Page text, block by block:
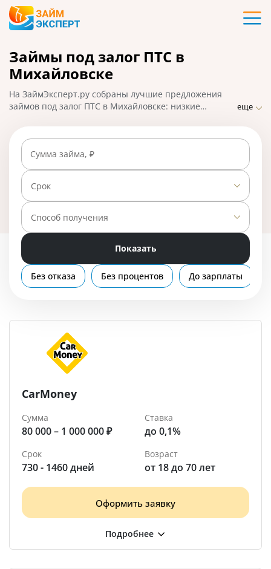
Карты
Кредиты
Ипотека
Вклады
Бизнес
Банки
Помощь
Займы под залог ПТС в
Михайловске
На ЗаймЭксперт.ру собраны лучшие предложения
займов под залог ПТС в Михайловске: низкие
микрозайм на большую сумму, подайте заявку
онлайн и получите ответ от МФО. На 01.05.2025 вам
доступно 5 предложений со ставкой от 0% в день.
еще
Сумма займа, ₽
Срок
Способ получения
Показать
Без отказа Без процентов До зарплаты
CarMoney
Сумма
80 000 – 1 000 000 ₽
Ставка
до 0,1%
Срок
730 - 1460 дней
Возраст
от 18 до 70 лет
Оформить заявку